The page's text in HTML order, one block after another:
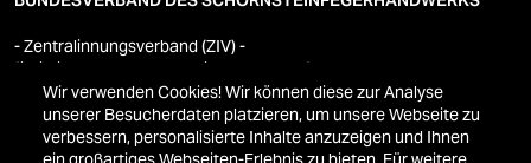
Wir verwenden Cookies! Wir können diese zur Analyse
unserer Besucherdaten platzieren, um unsere Webseite zu
verbessern, personalisierte Inhalte anzuzeigen und Ihnen
- Zentralinnungsverband (ZIV) -
(juristische Person des privaten Rechts)
Westerwaldstraße 6
53757 Sankt Augustin